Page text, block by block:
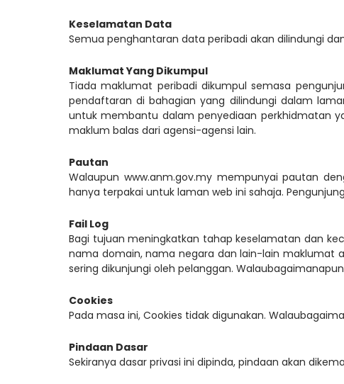
Keselamatan Data
Semua penghantaran data peribadi akan dilindungi
Maklumat Yang Dikumpul
Tiada maklumat peribadi dikumpul semasa
pendaftaran di bahagian yang dilindungi dalam
untuk membantu dalam penyediaan perkhidmatan
maklum balas dari agensi-agensi lain.
Pautan
Walaupun www.anm.gov.my mempunyai pautan
hanya terpakai untuk laman web ini sahaja.
Fail Log
Bagi tujuan meningkatkan tahap keselamatan dan
nama domain, nama negara dan lain-lain maklumat
sering dikunjungi oleh pelanggan.
Cookies
Pada masa ini, Cookies tidak digunakan.
Pindaan Dasar
Sekiranya dasar privasi ini dipinda, pindaan akan